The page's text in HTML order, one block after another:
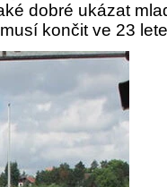
dobré ukázat
končit ve 23